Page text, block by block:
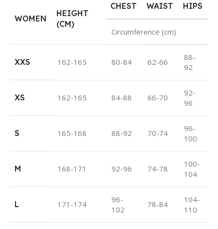
WOMEN
HEIGHT
(CM)
CHEST WAIST HIPS
Circumference (cm)
XXS 162-165 80-84 62-66
88-
92
XS 162-165 84-88 66-70
92-
96
S 165-168 88-92 70-74
96-
100
M 168-171 92-96 74-78
100-
104
L 171-174
96-
102
78-84
104-
110